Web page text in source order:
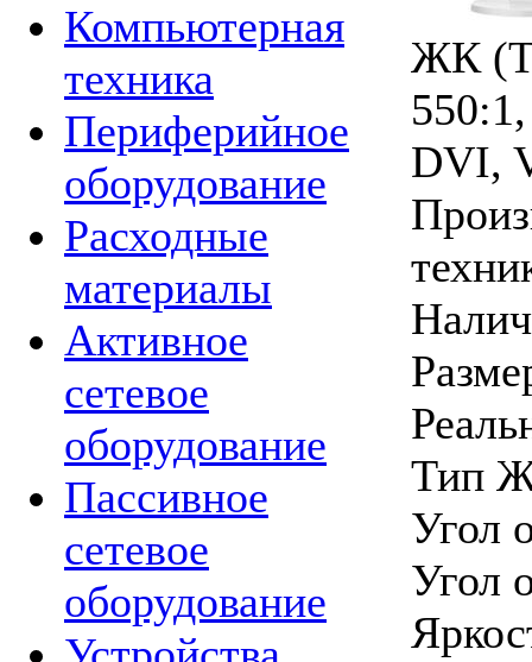
Компьютерная
техника
Периферийное
оборудование
Расходные
материалы
Активное
сетевое
оборудование
Пассивное
сетевое
оборудование
ЖК
DVI,
Тип
Угол
Угол